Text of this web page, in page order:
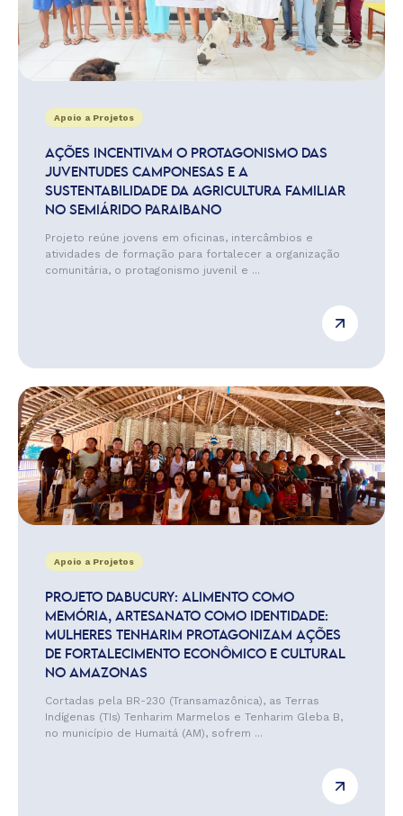
Apoio a Projetos
AÇÕES INCENTIVAM O PROTAGONISMO DAS
JUVENTUDES CAMPONESAS E A
SUSTENTABILIDADE DA AGRICULTURA FAMILIAR
NO SEMIÁRIDO PARAIBANO
Projeto reúne jovens em oficinas, intercâmbios e
atividades de formação para fortalecer a organização
comunitária, o protagonismo juvenil e ...
Apoio a Projetos
PROJETO DABUCURY: ALIMENTO COMO
MEMÓRIA, ARTESANATO COMO IDENTIDADE:
MULHERES TENHARIM PROTAGONIZAM AÇÕES
DE FORTALECIMENTO ECONÔMICO E CULTURAL
NO AMAZONAS
Cortadas pela BR-230 (Transamazônica), as Terras
Indígenas (TIs) Tenharim Marmelos e Tenharim Gleba B,
no município de Humaitá (AM), sofrem ...